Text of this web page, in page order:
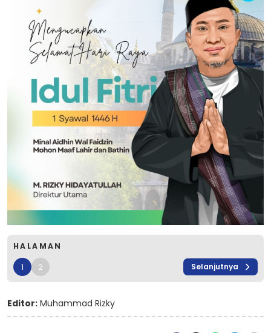
HALAMAN
1 2 Selanjutnya
Editor: Muhammad Rizky